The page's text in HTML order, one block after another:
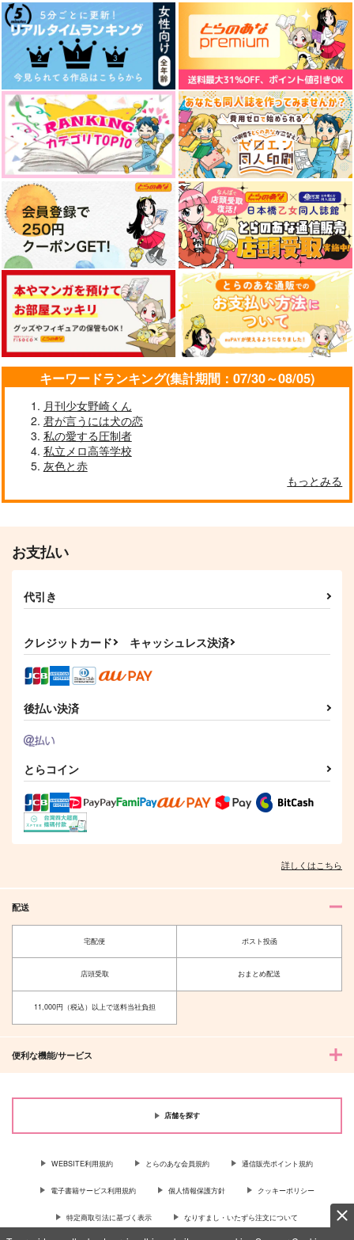
キーワードランキング(集計期間：07/30～08/05)
月刊少女野崎くん
君が言うには犬の恋
私の愛する圧制者
私立メロ高等学校
灰色と赤
もっとみる
お支払い
代引き
クレジットカード キャッシュレス決済
後払い決済
とらコイン
詳しくはこちら
配送
宅配便 ポスト投函
店頭受取 おまとめ配送
11,000円（税込）以上で送料当社負担
便利な機能/サービス
店舗を探す
WEBSITE利用規約 とらのあな会員規約 通信販売ポイント規約
電子書籍サービス利用規約 個人情報保護方針 クッキーポリシー
特定商取引法に基づく表示 なりすまし・いたずら注文について